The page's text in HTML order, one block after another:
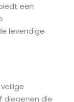
een
levendige
diegenen die